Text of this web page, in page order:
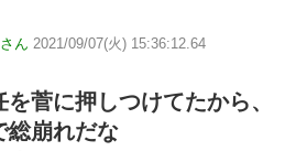
ん 2021/09/07(火) 15:36:12.64
菅に押しつけてたから、
総崩れだな